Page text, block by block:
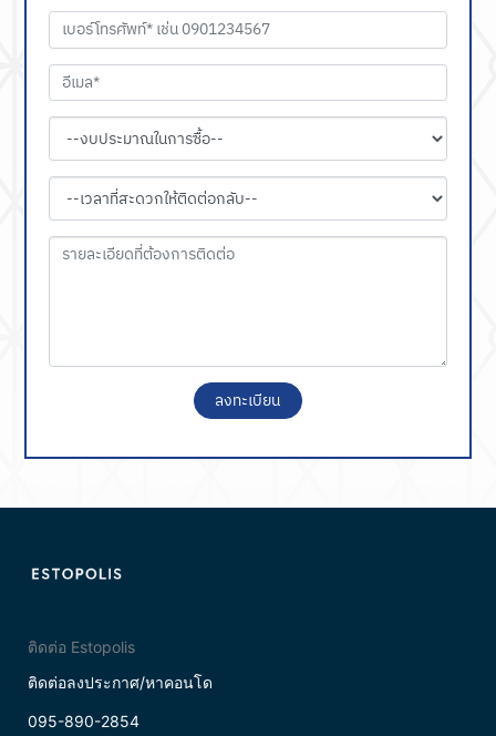
ลงทะเบียน
ติดต่อ Estopolis
ติดต่อลงประกาศ/หาคอนโด
095-890-2854